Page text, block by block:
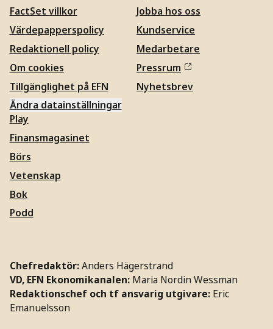
FactSet villkor
Värdepapperspolicy
Redaktionell policy
Om cookies
Tillgänglighet på EFN
Ändra datainställningar
Jobba hos oss
Kundservice
Medarbetare
Pressrum
Nyhetsbrev
Play
Finansmagasinet
Börs
Vetenskap
Bok
Podd
Chefredaktör:Anders Hägerstrand
VD, EFN Ekonomikanalen: Maria Nordin Wessman
Redaktionschef och tf ansvarig utgivare: Eric
Emanuelsson